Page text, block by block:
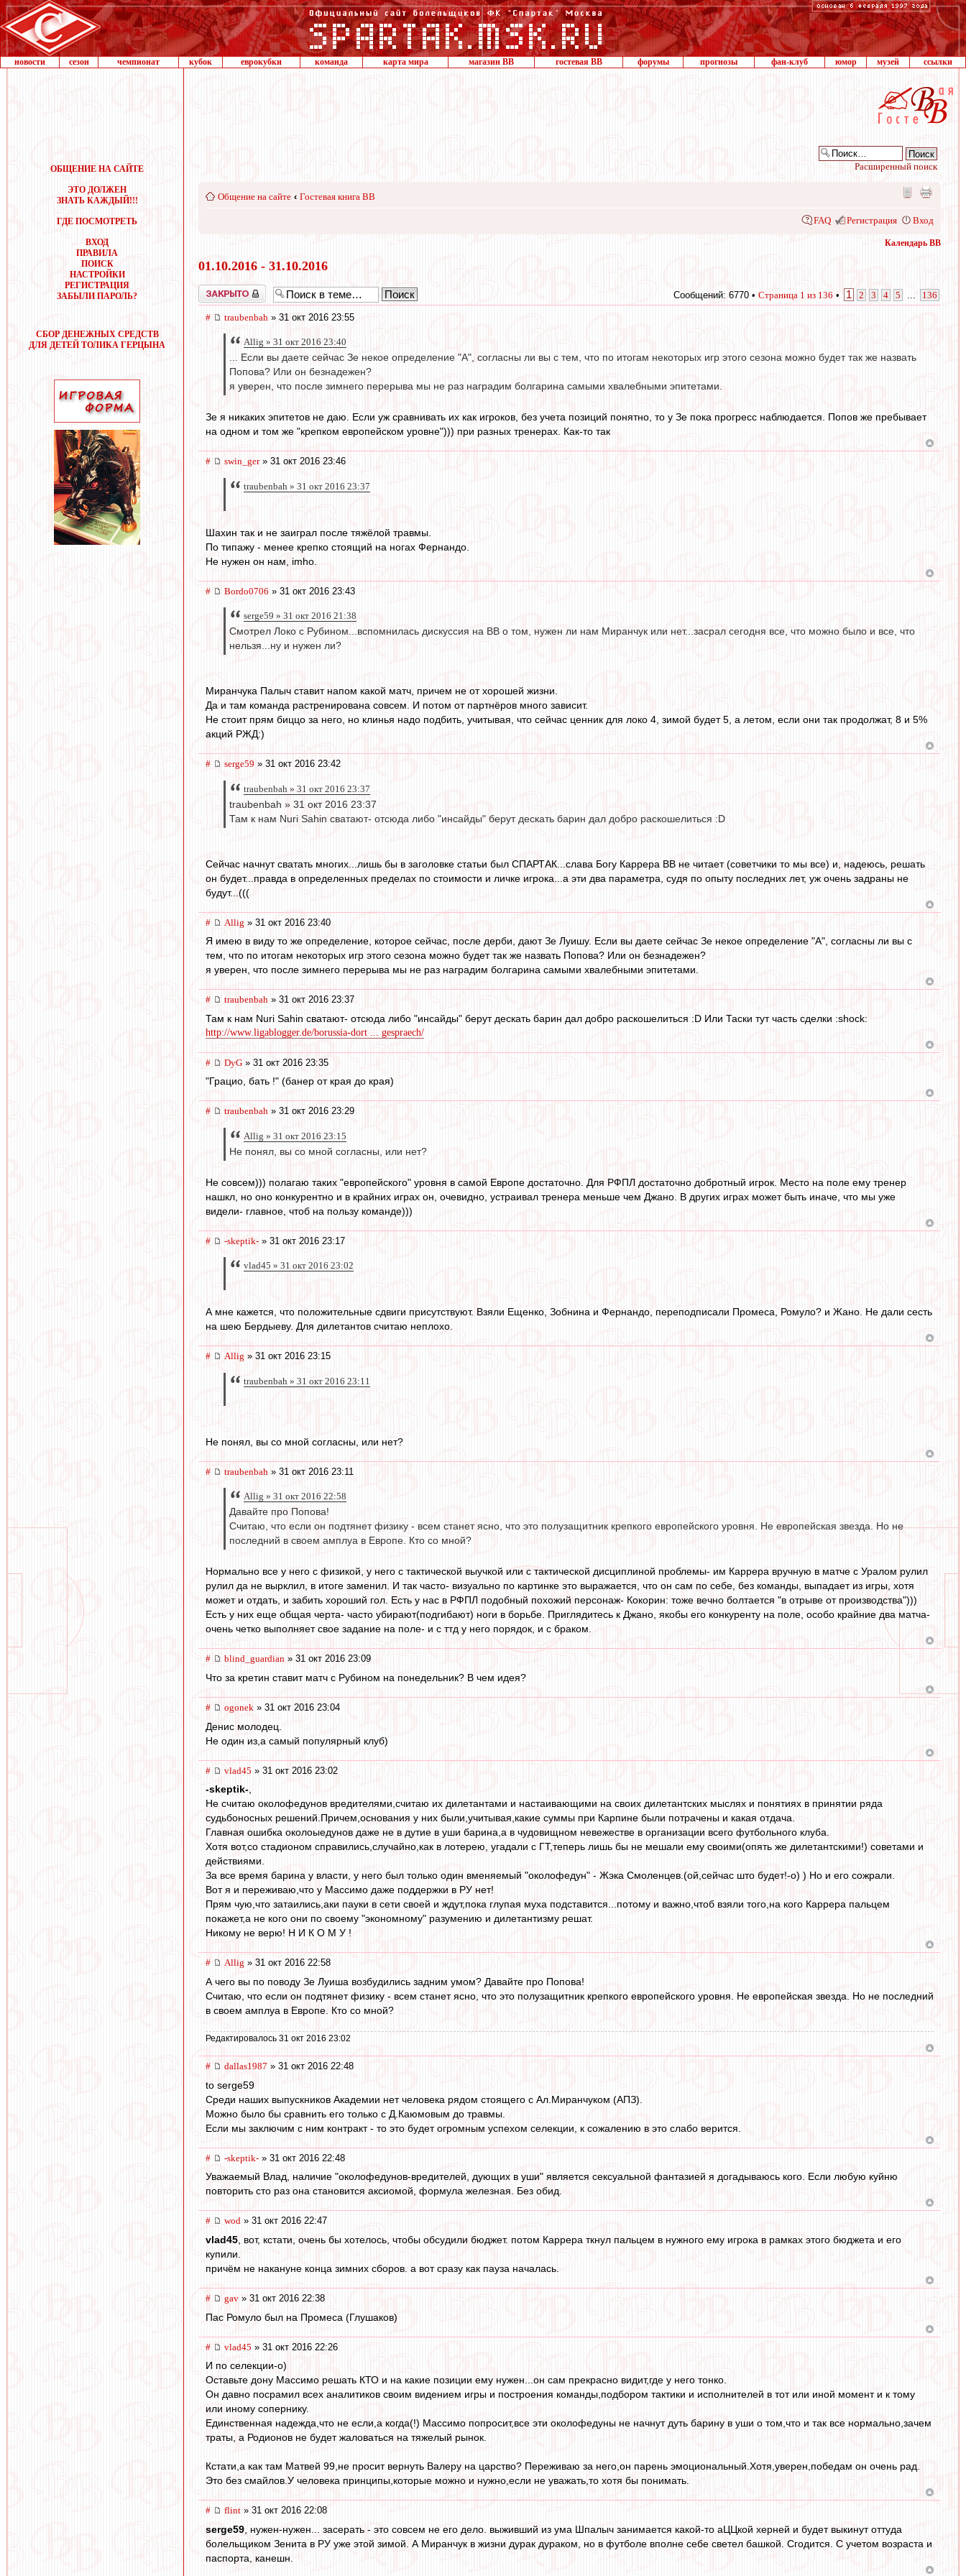
новости сезон чемпионат кубок еврокубки команда карта мира магазин ВВ гостевая ВВ форумы прогнозы фан-клуб юмор музей ссылки
ОБЩЕНИЕ НА САЙТЕ
ЭТО ДОЛЖЕН
ЗНАТЬ КАЖДЫЙ!!!
ГДЕ ПОСМОТРЕТЬ
ВХОД
ПРАВИЛА
ПОИСК
НАСТРОЙКИ
РЕГИСТРАЦИЯ
ЗАБЫЛИ ПАРОЛЬ?
СБОР ДЕНЕЖНЫХ СРЕДСТВ
ДЛЯ ДЕТЕЙ ТОЛИКА ГЕРЦЫНА
Расширенный поиск
Общение на сайте ‹ Гостевая книга ВВ
FAQ Регистрация Вход
Календарь ВВ
01.10.2016 - 31.10.2016
Закрыто Сообщений: 6770 • Страница 1 из 136 • 1 2 3 4 5 136
# traubenbah » 31 окт 2016 23:55
Allig » 31 окт 2016 23:40
... Если вы даете сейчас Зе некое определение "А", согласны ли вы с тем, что по итогам некоторых игр этого сезона можно будет так же назвать
Попова? Или он безнадежен?
я уверен, что после зимнего перерыва мы не раз наградим болгарина самыми хвалебными эпитетами.
Зе я никаких эпитетов не даю. Если уж сравнивать их как игроков, без учета позиций понятно, то у Зе пока прогресс наблюдается. Попов же пребывает
на одном и том же "крепком европейском уровне"))) при разных тренерах. Как-то так
# swin_ger» 31 окт 2016 23:46
traubenbah » 31 окт 2016 23:37
Шахин так и не заиграл после тяжёлой травмы.
По типажу - менее крепко стоящий на ногах Фернандо.
Не нужен он нам, imho.
# Bordo0706 » 31 окт 2016 23:43
serge59 » 31 окт 2016 21:38
Смотрел Локо с Рубином...вспомнилась дискуссия на ВВ о том, нужен ли нам Миранчук или нет...засрал сегодня все, что можно было и все, что
нельзя...ну и нужен ли?
Миранчука Палыч ставит напом какой матч, причем не от хорошей жизни.
Да и там команда растренирована совсем. И потом от партнёров много зависит.
Не стоит прям биццо за него, но клинья надо подбить, учитывая, что сейчас ценник для локо 4, зимой будет 5, а летом, если они так продолжат, 8 и 5%
акций РЖД:)
# serge59 » 31 окт 2016 23:42
traubenbah » 31 окт 2016 23:37
traubenbah » 31 окт 2016 23:37
Там к нам Nuri Sahin сватают- отсюда либо "инсайды" берут дескать барин дал добро раскошелиться :D
Сейчас начнут сватать многих...лишь бы в заголовке статьи был СПАРТАК...слава Богу Каррера ВВ не читает (советчики то мы все) и, надеюсь, решать
он будет...правда в определенных пределах по стоимости и личке игрока...а эти два параметра, судя по опыту последних лет, уж очень задраны не
будут...(((
# Allig » 31 окт 2016 23:40
Я имею в виду то же определение, которое сейчас, после дерби, дают Зе Луишу. Если вы даете сейчас Зе некое определение "А", согласны ли вы с
тем, что по итогам некоторых игр этого сезона можно будет так же назвать Попова? Или он безнадежен?
я уверен, что после зимнего перерыва мы не раз наградим болгарина самыми хвалебными эпитетами.
# traubenbah » 31 окт 2016 23:37
Там к нам Nuri Sahin сватают- отсюда либо "инсайды" берут дескать барин дал добро раскошелиться :D Или Таски тут часть сделки :shock:
http://www.ligablogger.de/borussia-dort ... gespraech/
# DyG » 31 окт 2016 23:35
"Грацио, бать !" (банер от края до края)
# traubenbah » 31 окт 2016 23:29
Allig » 31 окт 2016 23:15
Не понял, вы со мной согласны, или нет?
Не совсем))) полагаю таких "европейского" уровня в самой Европе достаточно. Для РФПЛ достаточно добротный игрок. Место на поле ему тренер
нашкл, но оно конкурентно и в крайних играх он, очевидно, устраивал тренера меньше чем Джано. В других играх может быть иначе, что мы уже
видели- главное, чтоб на пользу команде)))
# -skeptik- » 31 окт 2016 23:17
vlad45 » 31 окт 2016 23:02
А мне кажется, что положительные сдвиги присутствуют. Взяли Ещенко, Зобнина и Фернандо, переподписали Промеса, Ромуло? и Жано. Не дали сесть
на шею Бердыеву. Для дилетантов считаю неплохо.
# Allig » 31 окт 2016 23:15
traubenbah » 31 окт 2016 23:11
Не понял, вы со мной согласны, или нет?
# traubenbah » 31 окт 2016 23:11
Allig » 31 окт 2016 22:58
Давайте про Попова!
Считаю, что если он подтянет физику - всем станет ясно, что это полузащитник крепкого европейского уровня. Не европейская звезда. Но не
последний в своем амплуа в Европе. Кто со мной?
Нормально все у него с физикой, у него с тактической выучкой или с тактической дисциплиной проблемы- им Каррера вручную в матче с Уралом рулил
рулил да не вырклил, в итоге заменил. И так часто- визуально по картинке это выражается, что он сам по себе, без команды, выпадает из игры, хотя
может и отдать, и забить хороший гол. Есть у нас в РФПЛ подобный похожий персонаж- Кокорин: тоже вечно болтается "в отрыве от производства")))
Есть у них еще общая черта- часто убирают(подгибают) ноги в борьбе. Приглядитесь к Джано, якобы его конкуренту на поле, особо крайние два матча-
очень четко выполняет свое задание на поле- и с ттд у него порядок, и с браком.
# blind_guardian » 31 окт 2016 23:09
Что за кретин ставит матч с Рубином на понедельник? В чем идея?
# ogonek » 31 окт 2016 23:04
Денис молодец.
Не один из,а самый популярный клуб)
# vlad45 » 31 окт 2016 23:02
-skeptik-
Не считаю околофедунов вредителями,считаю их дилетантами и настаивающими на своих дилетантских мыслях и понятиях в принятии ряда
судьбоносных решений.Причем,основания у них были,учитывая,какие суммы при Карпине были потрачены и какая отдача.
Главная ошибка околоыедунов даже не в дутие в уши барина,а в чудовищном невежестве в организации всего футбольного клуба.
Хотя вот,со стадионом справились,случайно,как в лотерею, угадали с ГТ,теперь лишь бы не мешали ему своими(опять же дилетантскими!) советами и
действиями.
За все время барина у власти, у него был только один вменяемый "околофедун" - Жэка Смоленцев.(ой,сейчас што будет!-о) ) Но и его сожрали.
Вот я и переживаю,что у Массимо даже поддержки в РУ нет!
Прям чую,что затаились,аки пауки в сети своей и ждут,пока глупая муха подставится...потому и важно,чтоб взяли того,на кого Каррера пальцем
покажет,а не кого они по своему "экономному" разумению и дилетантизму решат.
Никому не верю! Н И К О М У !
# Allig » 31 окт 2016 22:58
А чего вы по поводу Зе Луиша возбудились задним умом? Давайте про Попова!
Считаю, что если он подтянет физику - всем станет ясно, что это полузащитник крепкого европейского уровня. Не европейская звезда. Но не последний
в своем амплуа в Европе. Кто со мной?
Редактировалось 31 окт 2016 23:02
# dallas1987 » 31 окт 2016 22:48
to serge59
Среди наших выпускников Академии нет человека рядом стоящего с Ал.Миранчуком (АПЗ).
Можно было бы сравнить его только с Д.Каюмовым до травмы.
Если мы заключим с ним контракт - то это будет огромным успехом селекции, к сожалению в это слабо верится.
# -skeptik- » 31 окт 2016 22:48
Уважаемый Влад, наличие "околофедунов-вредителей, дующих в уши" является сексуальной фантазией я догадываюсь кого. Если любую куйню
повторить сто раз она становится аксиомой, формула железная. Без обид.
# wod » 31 окт 2016 22:47
vlad45 , вот, кстати, очень бы хотелось, чтобы обсудили бюджет. потом Каррера ткнул пальцем в нужного ему игрока в рамках этого бюджета и его
купили.
причём не накануне конца зимних сборов. а вот сразу как пауза началась.
# gav » 31 окт 2016 22:38
Пас Ромуло был на Промеса (Глушаков)
# vlad45 » 31 окт 2016 22:26
И по селекции-о)
Оставьте дону Массимо решать КТО и на какие позиции ему нужен...он сам прекрасно видит,где у него тонко.
Он давно посрамил всех аналитиков своим видением игры и построения команды,подбором тактики и исполнителей в тот или иной момент и к тому
или иному сопернику.
Единственная надежда,что не если,а когда(!) Массимо попросит,все эти околофедуны не начнут дуть барину в уши о том,что и так все нормально,зачем
траты, а Родионов не будет жаловаться на тяжелый рынок.
Кстати,а как там Матвей 99,не просит вернуть Валеру на царство? Переживаю за него,он парень эмоциональный.Хотя,уверен,победам он очень рад.
Это без смайлов.У человека принципы,которые можно и нужно,если не уважать,то хотя бы понимать.
# flint » 31 окт 2016 22:08
serge59 , нужен-нужен... засерать - это совсем не его дело. выживший из ума Шпалыч занимается какой-то аЦЦкой херней и будет выкинут оттуда
болельщиком Зенита в РУ уже этой зимой. А Миранчук в жизни дурак дураком, но в футболе вполне себе светел башкой. Сгодится. С учетом возраста и
паспорта, канешн.